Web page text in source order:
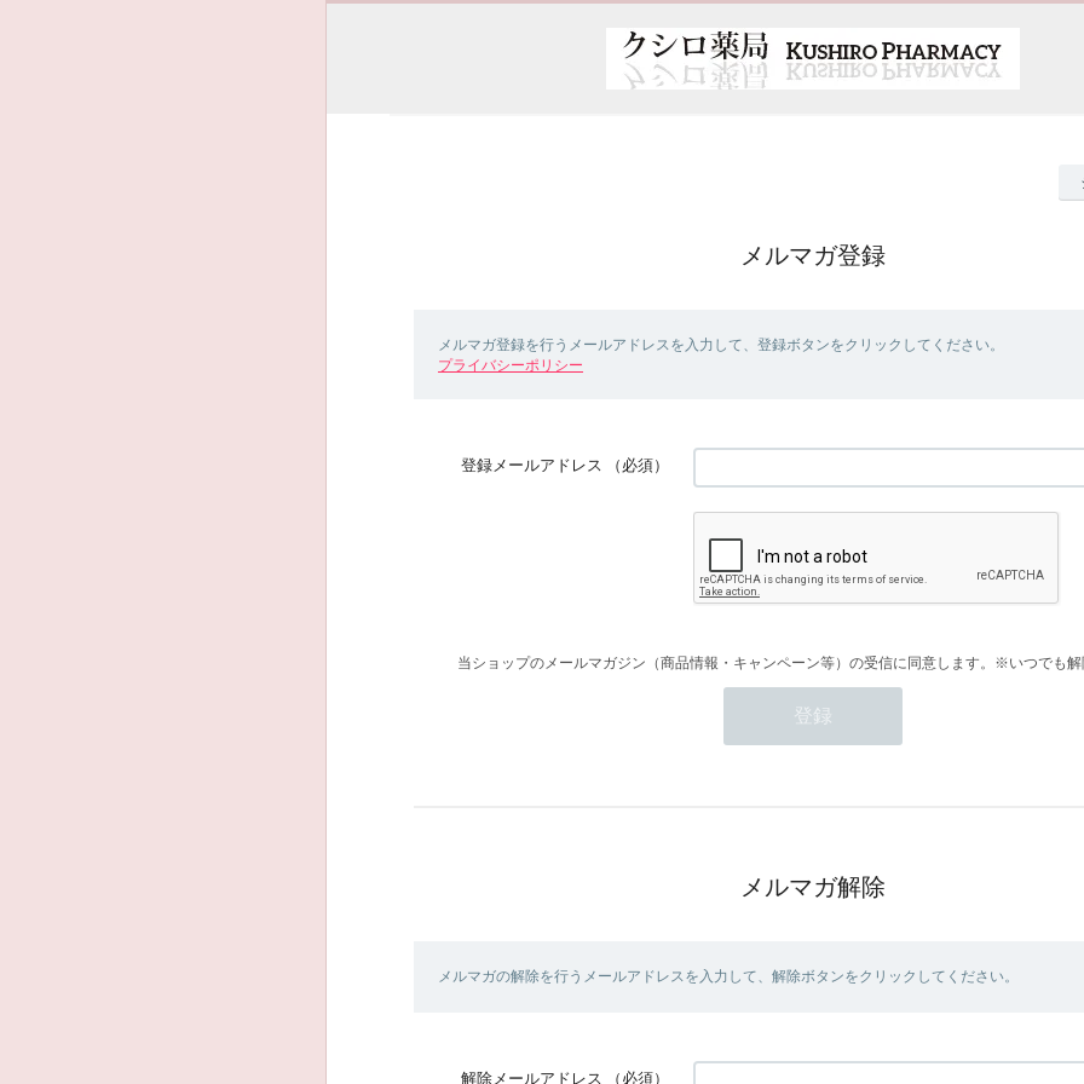
メルマガ登録
メルマガ登録を行うメールアドレスを入力して、登録ボタンをクリックしてください。
プライバシーポリシー
登録メールアドレス （必須）
当ショップのメールマガジン（商品情報・キャンペーン等）の受信に同意します。※いつでも解
メルマガ解除
メルマガの解除を行うメールアドレスを入力して、解除ボタンをクリックしてください。
解除メールアドレス （必須）